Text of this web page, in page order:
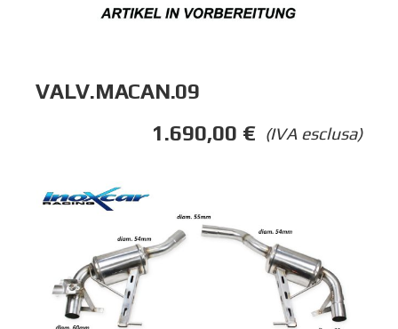
VALV.MACAN.09
(IVA esclusa)
1.690,00 €